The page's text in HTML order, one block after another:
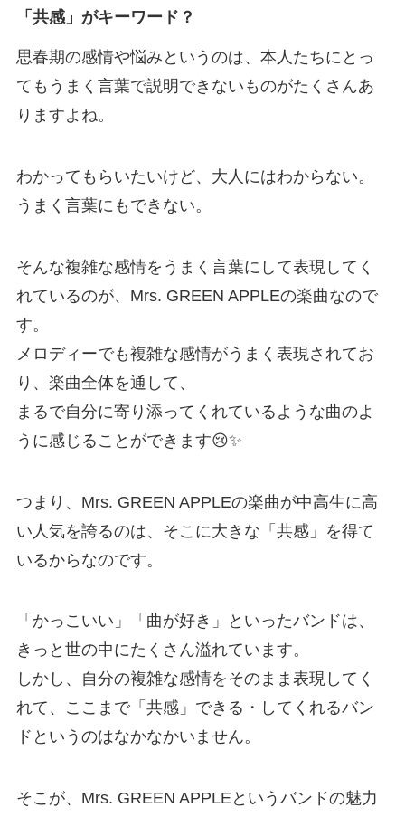
「共感」がキーワード？
思春期の感情や悩みというのは、本人たちにとっ
てもうまく言葉で説明できないものがたくさんあ
りますよね。
わかってもらいたいけど、大人にはわからない。
うまく言葉にもできない。
そんな複雑な感情をうまく言葉にして表現してく
れているのが、Mrs. GREEN APPLEの楽曲なので
す。
メロディーでも複雑な感情がうまく表現されてお
り、楽曲全体を通して、
まるで自分に寄り添ってくれているような曲のよ
うに感じることができます😢✨
つまり、Mrs. GREEN APPLEの楽曲が中高生に高
い人気を誇るのは、そこに大きな「共感」を得て
いるからなのです。
「かっこいい」「曲が好き」といったバンドは、
きっと世の中にたくさん溢れています。
しかし、自分の複雑な感情をそのまま表現してく
れて、ここまで「共感」できる・してくれるバン
ドというのはなかなかいません。
そこが、Mrs. GREEN APPLEというバンドの魅力